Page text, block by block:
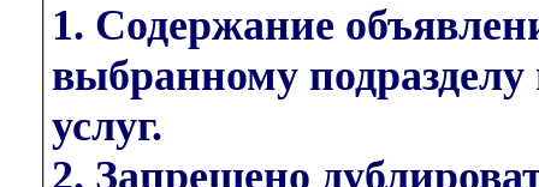
1. Содержание
выбранному
услуг.
2. Запрещено